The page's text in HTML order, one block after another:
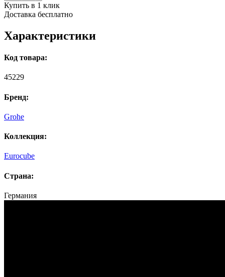
Купить в 1 клик
Доставка бесплатно
Характеристики
Код товара:
45229
Бренд:
Grohe
Коллекция:
Eurocube
Страна:
Германия